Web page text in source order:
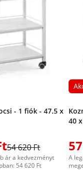
- 1 fiók - 47.5 x
54 620 Ft
ár a kedvezményt
54 620 Ft
40
A